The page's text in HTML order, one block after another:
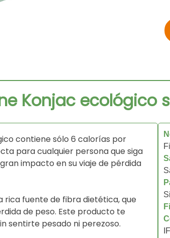
Konjac ecológico
contiene sólo 6 calorías por
para cualquier persona que siga
impacto en su viaje de pérdida
rica fuente de fibra dietética, que
de peso. Este producto te
sentirte pesado ni perezoso.